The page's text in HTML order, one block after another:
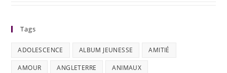
Tags
ADOLESCENCE ALBUM JEUNESSE AMITIÉ
AMOUR ANGLETERRE ANIMAUX